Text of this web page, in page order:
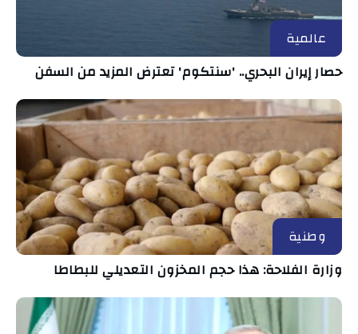
عالمية
حصار إيران البحري.. 'سنتكوم' تعترض المزيد من السفن
وطنية
وزارة الفلاحة: هذا حجم المخزون التعديلي للبطاطا